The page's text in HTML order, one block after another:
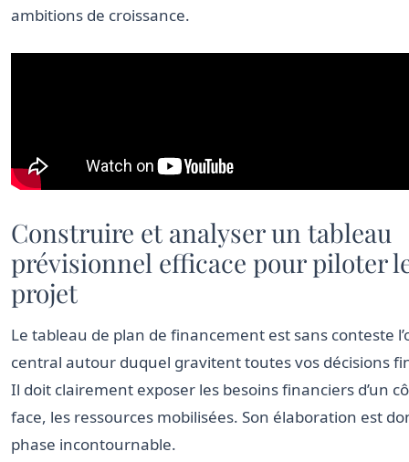
ambitions de croissance.
Construire et analyser un tableau
prévisionnel efficace pour piloter
projet
Le tableau de plan de financement est sans conteste
central autour duquel gravitent toutes vos décisions
Il doit clairement exposer les besoins financiers d’un
face, les ressources mobilisées. Son élaboration est
phase incontournable.